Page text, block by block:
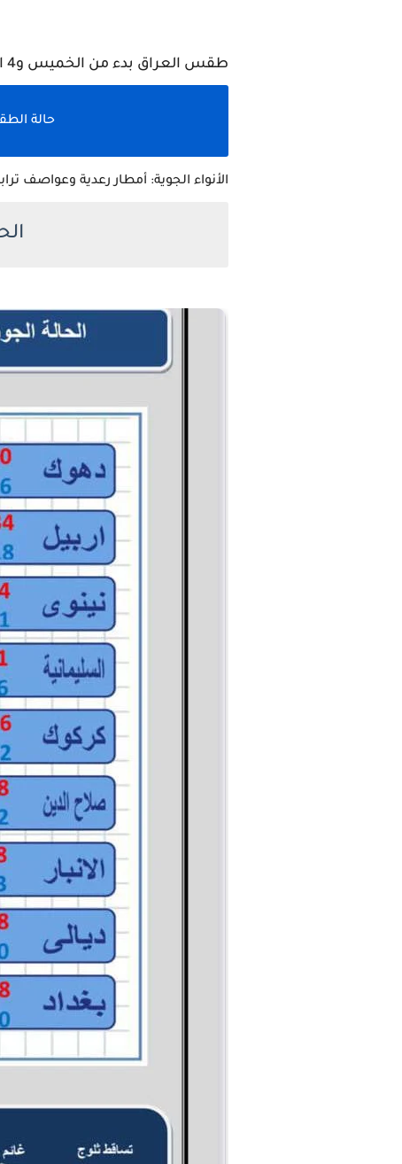
طقس العراق بدء من الخميس و4 ايام القادمة أمطار رعدية وعواصف ترابية
حالة
الأنواء الجوية: أمطار رعدية وعواصف